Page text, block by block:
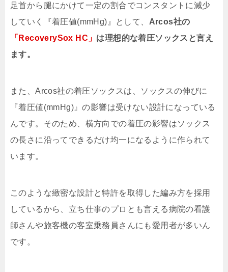
足首から腿にかけて一定の割合でコンスタントに減少
していく『着圧値(mmHg)』として、 Arcos社の
「RecoverySox HC」 は理想的な着圧ソックスと言え
ます。
また、Arcos社の着圧ソックスは、ソックスの伸びに
『着圧値(mmHg)』の影響は受けない設計になっている
んです。そのため、横方向での着圧の影響はソックス
の長さに沿ってできるだけ均一になるように作られて
います。
このような緻密な設計と特許を取得した編み方を採用
しているから、立ち仕事のプロとも言える病院の看護
師さんや旅客機の客室乗務員さんにも愛用者が多いん
です。